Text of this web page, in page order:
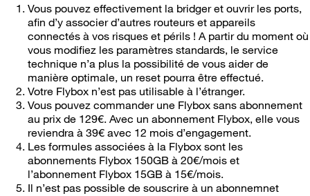
Vous pouvez effectivement la bridger et ouvrir les ports,
afin d’y associer d’autres routeurs et appareils
connectés à vos risques et périls ! A partir du moment où
vous modifiez les paramètres standards, le service
technique n’a plus la possibilité de vous aider de
manière optimale, un reset pourra être effectué.
Votre Flybox n’est pas utilisable à l’étranger.
Vous pouvez commander une Flybox sans abonnement
au prix de 129€. Avec un abonnement Flybox, elle vous
reviendra à 39€ avec 12 mois d’engagement.
Les formules associées à la Flybox sont les
abonnements Flybox 150GB à 20€/mois et
l’abonnement Flybox 15GB à 15€/mois.
Il n’est pas possible de souscrire à un abonnemnet